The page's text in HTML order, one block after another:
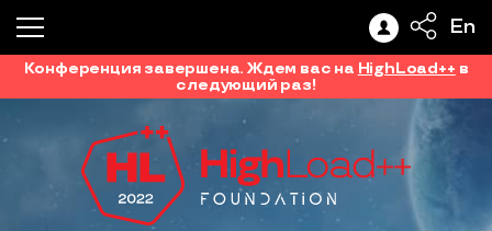
En
Конференция завершена. Ждем вас на HighLoad++ в
следующий раз!